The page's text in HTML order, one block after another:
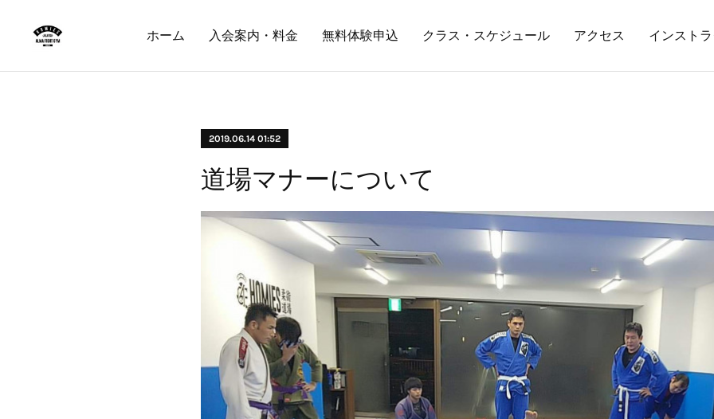
ホーム 入会案内・料金 無料体験申込 クラス・スケジュール アクセス インスト
2019.06.14 01:52
道場マナーについて